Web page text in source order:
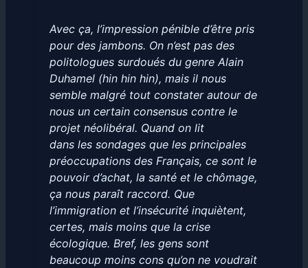
Avec ça, l’impression pénible d’être pris
pour des jambons. On n’est pas des
politologues surdoués du genre Alain
Duhamel (hin hin hin), mais il nous
semble malgré tout constater autour de
nous un certain consensus contre le
projet néolibéral. Quand on lit
dans les sondages que les principales
préoccupations des Français, ce sont le
pouvoir d’achat, la santé et le chômage,
ça nous paraît raccord. Que
l’immigration et l’insécurité inquiètent,
certes, mais moins que la crise
écologique. Bref, les gens sont
beaucoup moins cons qu’on ne voudrait